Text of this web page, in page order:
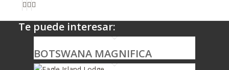
Te puede interesar:
BOTSWANA MAGNIFICA